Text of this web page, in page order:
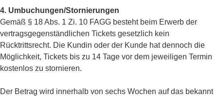
4. Umbuchungen/Stornierungen
Gemäß § 18 Abs. 1 Zi. 10 FAGG besteht beim Erwerb der
vertragsgegenständlichen Tickets gesetzlich kein
Rücktrittsrecht. Die Kundin oder der Kunde hat dennoch die
Möglichkeit, Tickets bis zu 14 Tage vor dem jeweiligen Termin
kostenlos zu stornieren.
Der Betrag wird innerhalb von sechs Wochen auf das bekannt